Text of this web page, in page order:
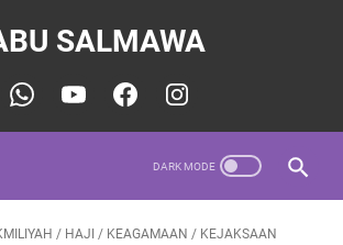
SALMAWA
/ HAJI / KEAGAMAAN / KEJAKSAAN